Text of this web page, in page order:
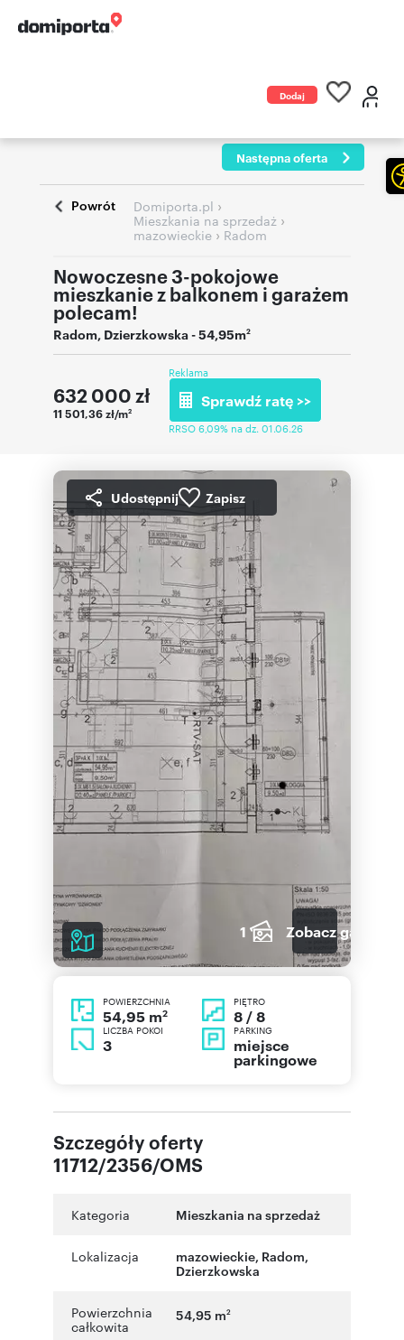
Dodaj
Następna oferta
Powrót Domiporta.pl ›
Mieszkania na sprzedaż ›
mazowieckie › Radom
Nowoczesne 3-pokojowe
mieszkanie z balkonem i garażem
polecam!
Radom, Dzierzkowska- 54,95m2
632 000 zł
11 501,36 zł/m2
Reklama
Sprawdź ratę >>
RRSO 6,09% na dz. 01.06.26
Udostępnij Zapisz
1 Zobacz galerię
POWIERZCHNIA
54,95 m2
PIĘTRO
8 / 8
LICZBA POKOI
3
PARKING
miejsce
parkingowe
Szczegóły oferty
11712/2356/OMS
Kategoria Mieszkania na sprzedaż
Lokalizacja mazowieckie, Radom,
Dzierzkowska
Powierzchnia
całkowita
54,95 m2